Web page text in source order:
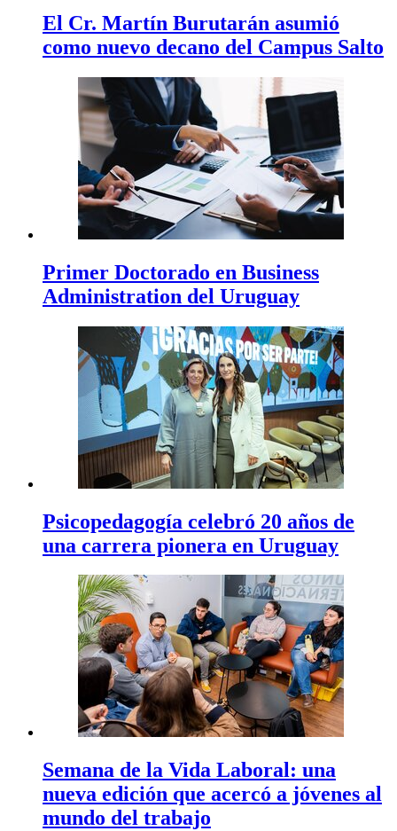
El Cr. Martín Burutarán asumió
como nuevo decano del Campus Salto
Primer Doctorado en Business
Administration del Uruguay
Psicopedagogía celebró 20 años de
una carrera pionera en Uruguay
Semana de la Vida Laboral: una
nueva edición que acercó a jóvenes al
mundo del trabajo